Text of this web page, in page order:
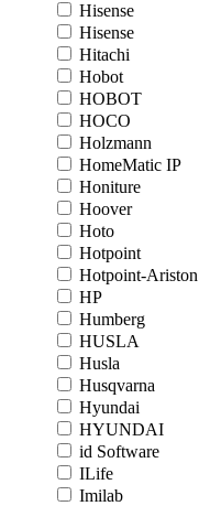
Hisense
Hisense
Hitachi
Hobot
HOBOT
HOCO
Holzmann
HomeMatic IP
Honiture
Hoover
Hoto
Hotpoint
Hotpoint-Ariston
HP
Humberg
HUSLA
Husla
Husqvarna
Hyundai
HYUNDAI
id Software
ILife
Imilab